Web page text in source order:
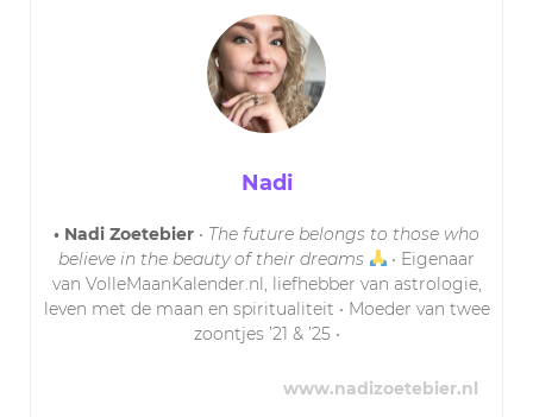
Nadi
• Nadi Zoetebier • The future belongs to those who
believe in the beauty of their dreams
• Eigenaar
van VolleMaanKalender.nl, liefhebber van astrologie,
leven met de maan en spiritualiteit • Moeder van twee
zoontjes ’21 & ’25 •
www.nadizoetebier.nl